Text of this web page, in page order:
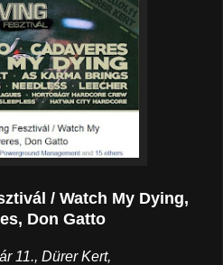
/ Watch My Dying,
Don Gatto
11., Dürer Kert,